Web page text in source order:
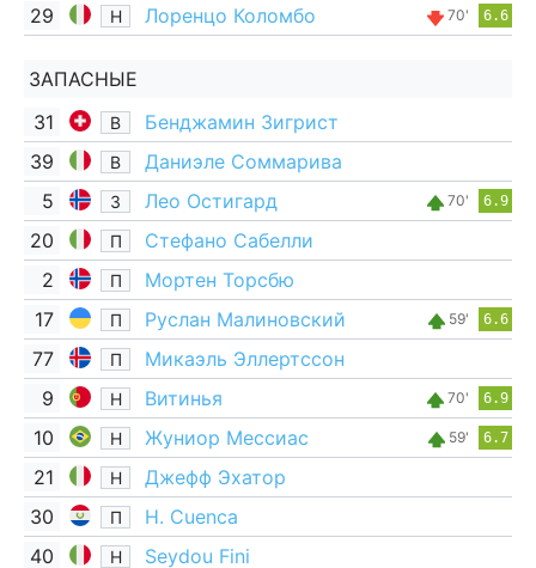
29 Н Лоренцо Коломбо 70' 6.6
ЗАПАСНЫЕ
31
В
Бенджамин Зигрист
39
В
Даниэле Соммарива
5
З Лео Остигард 70' 6.9
20 П
Стефано Сабелли
2
П
Мортен Торсбю
17
П Руслан Малиновский 59' 6.6
77 П
Микаэль Эллертссон
9
Н Витинья 70' 6.9
10 Н Жуниор Мессиас 59' 6.7
21 Н
Джефф Эхатор
30
П
H. Cuenca
40
Н Seydou Fini